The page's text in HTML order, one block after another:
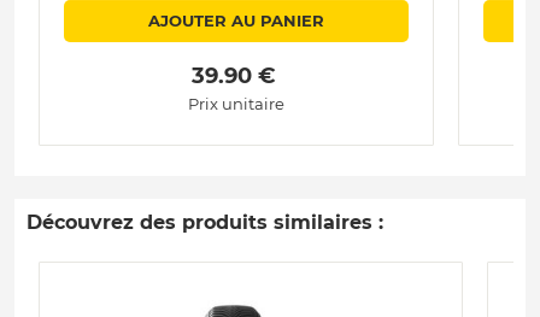
AJOUTER AU PANIER
39.90 €
Prix unitaire
Découvrez des produits similaires :